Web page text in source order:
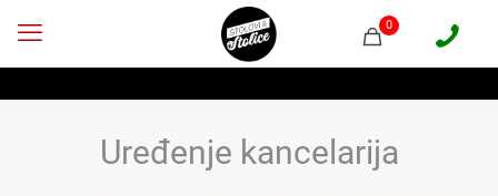
0
Uređenje kancelarija